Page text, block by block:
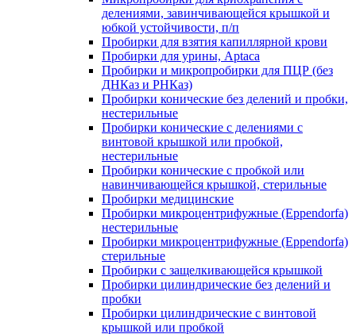
делениями, завинчивающейся крышкой и
юбкой устойчивости, п/п
Пробирки для взятия капиллярной крови
Пробирки для урины, Aptaca
Пробирки и микропробирки для ПЦР (без
ДНКаз и РНКаз)
Пробирки конические без делений и пробки,
нестерильные
Пробирки конические с делениями с
винтовой крышкой или пробкой,
нестерильные
Пробирки конические с пробкой или
навинчивающейся крышкой, стерильные
Пробирки медицинские
Пробирки микроцентрифужные (Eppendorfа)
нестерильные
Пробирки микроцентрифужные (Eppendorfа)
стерильные
Пробирки с защелкивающейся крышкой
Пробирки цилиндрические без делений и
пробки
Пробирки цилиндрические с винтовой
крышкой или пробкой